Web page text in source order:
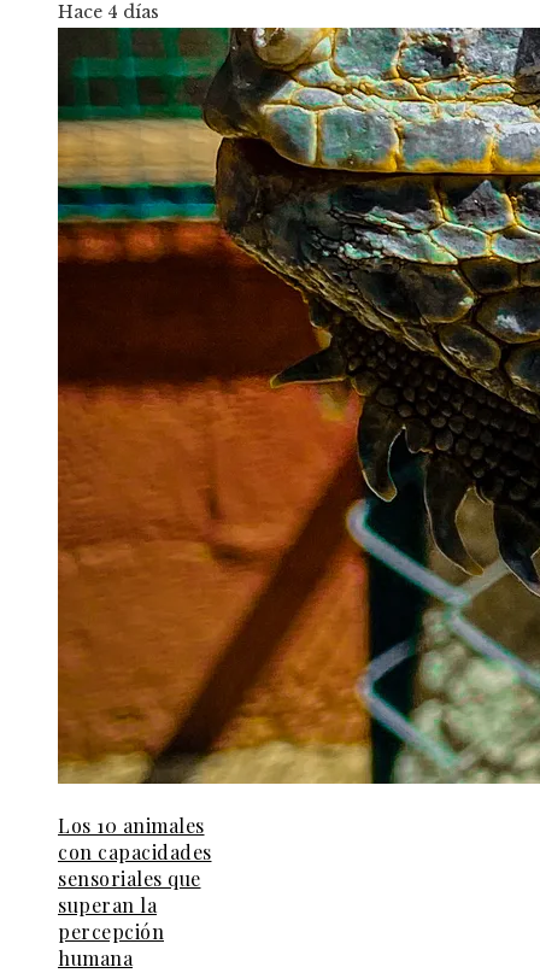
Hace 4 días
Los 10 animales
con capacidades
sensoriales que
superan la
percepción
humana